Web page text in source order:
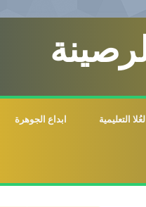
التعليمية ابداع الجوهرة